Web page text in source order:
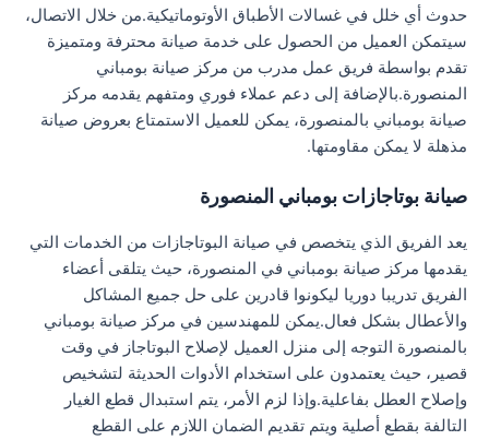
حدوث أي خلل في غسالات الأطباق الأوتوماتيكية.من خلال الاتصال،
سيتمكن العميل من الحصول على خدمة صيانة محترفة ومتميزة
تقدم بواسطة فريق عمل مدرب من مركز صيانة بومباني
المنصورة.بالإضافة إلى دعم عملاء فوري ومتفهم يقدمه مركز
صيانة بومباني بالمنصورة، يمكن للعميل الاستمتاع بعروض صيانة
مذهلة لا يمكن مقاومتها.
صيانة بوتاجازات بومباني المنصورة
يعد الفريق الذي يتخصص في صيانة البوتاجازات من الخدمات التي
يقدمها مركز صيانة بومباني في المنصورة، حيث يتلقى أعضاء
الفريق تدريبا دوريا ليكونوا قادرين على حل جميع المشاكل
والأعطال بشكل فعال.يمكن للمهندسين في مركز صيانة بومباني
بالمنصورة التوجه إلى منزل العميل لإصلاح البوتاجاز في وقت
قصير، حيث يعتمدون على استخدام الأدوات الحديثة لتشخيص
وإصلاح العطل بفاعلية.وإذا لزم الأمر، يتم استبدال قطع الغيار
التالفة بقطع أصلية ويتم تقديم الضمان اللازم على القطع